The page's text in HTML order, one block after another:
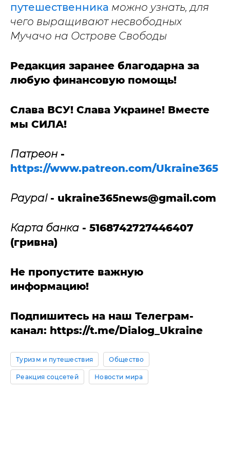
путешественника можно узнать, для
чего выращивают несвободных
Мучачо на Острове Свободы
Редакция заранее благодарна за
любую финансовую помощь!
Слава ВСУ! Слава Украине! Вместе
мы СИЛА!
Патреон -
https://www.patreon.com/Ukraine365
Paypal- ukraine365news@gmail.com
Карта банка - 5168742727446407
(гривна)
Не пропустите важную
информацию!
Подпишитесь на наш Телеграм-
канал: https://t.me/Dialog_Ukraine
Туризм и путешествия Общество
Реакция соцсетей Новости мира